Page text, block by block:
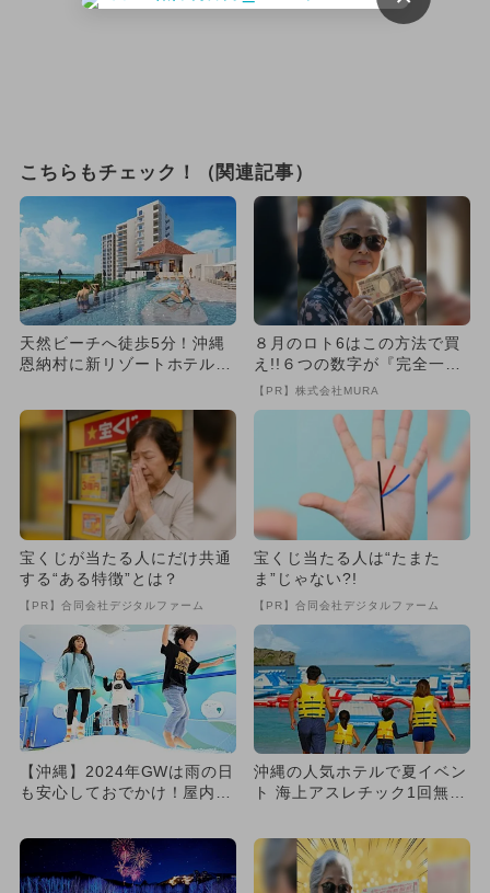
こちらもチェック！（関連記事）
天然ビーチへ徒歩5分！沖縄
恩納村に新リゾートホテル開
８月のロト6はこの方法で買
え!!６つの数字が『完全一
致』する方法
【PR】株式会社MURA
宝くじが当たる人にだけ共通
する“ある特徴”とは？
【PR】合同会社デジタルファーム
宝くじ当たる人は“たまた
ま”じゃない?!
【PR】合同会社デジタルファーム
【沖縄】2024年GWは雨の日
も安心しておでかけ！屋内施
沖縄の人気ホテルで夏イベン
ト 海上アスレチック1回無料